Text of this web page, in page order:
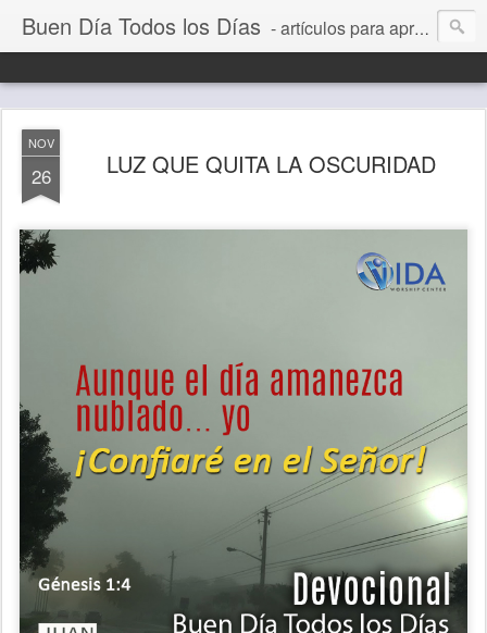
Buen Día Todos los Días - artículos para aprender a vivir mejor, un día a la vez. Por Juan C Quintero
NOV
26 LUZ QUE QUITA LA OSCURIDAD